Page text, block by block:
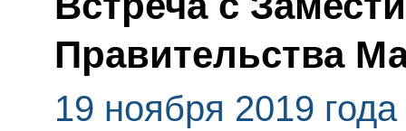
Правительства
19 ноября 2019 года